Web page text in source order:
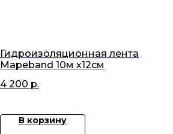
Гидроизоляционная лента
Mapeband 10м х12см
4 200 р.
В корзину